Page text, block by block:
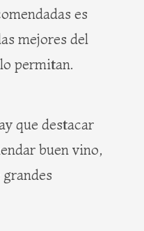
es
mejores del
permitan.
que destacar
buen vino,